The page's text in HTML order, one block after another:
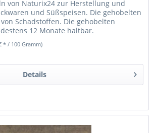
von Naturix24 zur Herstellung und
und Süßspeisen. Die gehobelten
Schadstoffen. Die gehobelten
12 Monate haltbar.
* / 100 Gramm)
Details